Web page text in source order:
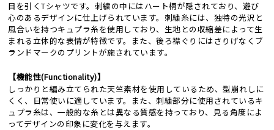
目を引くTシャツです。刺繍の中にはハート柄が隠されており、遊び
心のあるデザインに仕上げられています。刺繍糸には、独特の光沢と
風合いを持つキュプラ糸を使用しており、生地との収縮差によって生
まれる立体的な表情が特徴です。また、後ろ襟ぐりにはさりげなくブ
ランドマークのプリントが施されています。
【機能性(Functionality)】
しっかりと編み立てられた天竺素材を使用しているため、型崩れしに
くく、日常使いに適しています。また、刺繍部分に使用されているキ
ュプラ糸は、一般的な糸とは異なる質感を持っており、見る角度によ
ってデザインの印象に変化を与えます。